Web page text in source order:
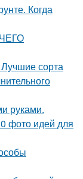
Когда
ЧЕГО
сорта
руками.
фото идей для